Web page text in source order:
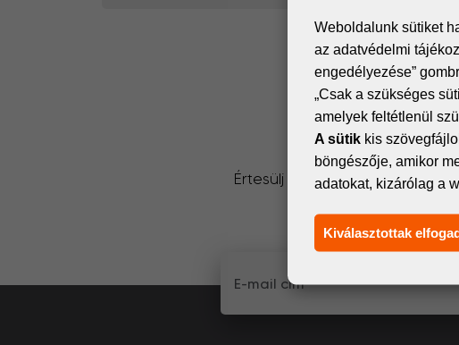
Értesülj elsőként a digitális
Weboldalunk sütiket
az adatvédelmi
engedélyezése”
„Csak a szükséges
amelyek feltétlenül
A sütik kis
böngészője, amikor
adatokat, kizárólag a
Kiválasztottak